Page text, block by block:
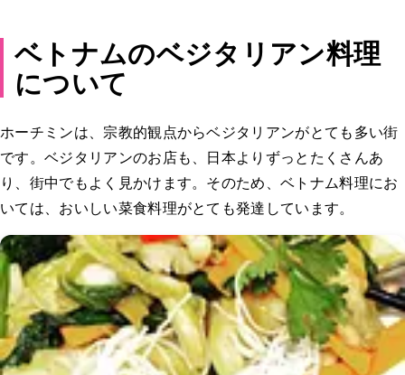
ベトナムのベジタリアン料理
について
ホーチミンは、宗教的観点からベジタリアンがとても多い街
です。ベジタリアンのお店も、日本よりずっとたくさんあ
り、街中でもよく見かけます。そのため、ベトナム料理にお
いては、おいしい菜食料理がとても発達しています。